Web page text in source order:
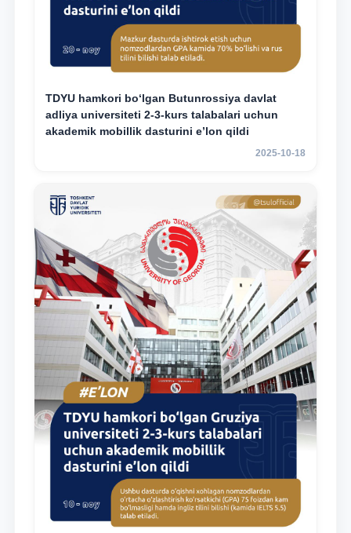
TDYU hamkori bo‘lgan Butunrossiya davlat
adliya universiteti 2-3-kurs talabalari uchun
akademik mobillik dasturini e’lon qildi
2025-10-18